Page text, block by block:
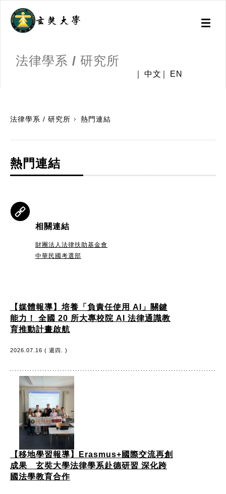
Toggle
法律學系 / 研究所
中文 EN
法律學系 / 研究所 熱門連結
熱門連結
相關連結
財團法人法律扶助基金會
中華民國考選部
【媒體報導】培養「負責任使用 AI」關鍵
能力！ 全國 20 所大專校院 AI 法律通識教
育推動計畫啟航
2026.07.16 ( 週四. )
【移地學習報導】Erasmus+國際交流再創
成果 玄奘大學法律學系赴德研習 深化跨
國法學教育合作